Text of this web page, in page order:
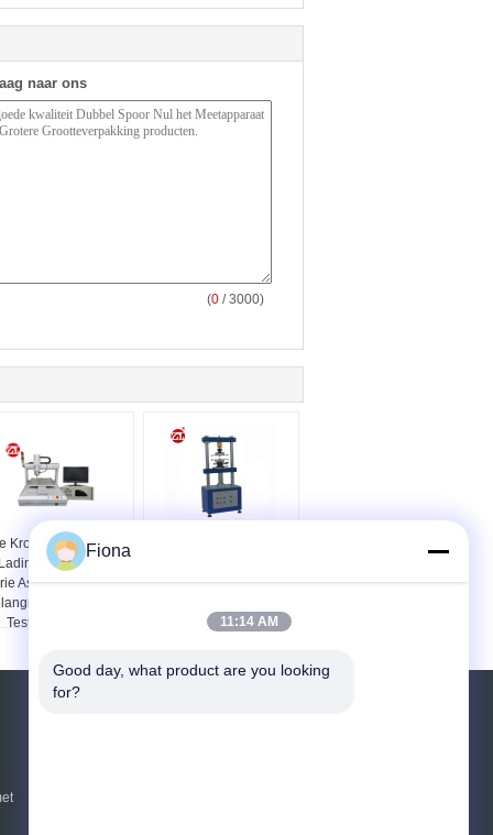
naar ons
(0 / 3000)
Kromme van de de
van de
Asdrukknop Zeer
Dringend het
Testen Materiaal
Kracht Mobiel Telefoon
Fiona
11:14 AM
Good day, what product are you looking
for?